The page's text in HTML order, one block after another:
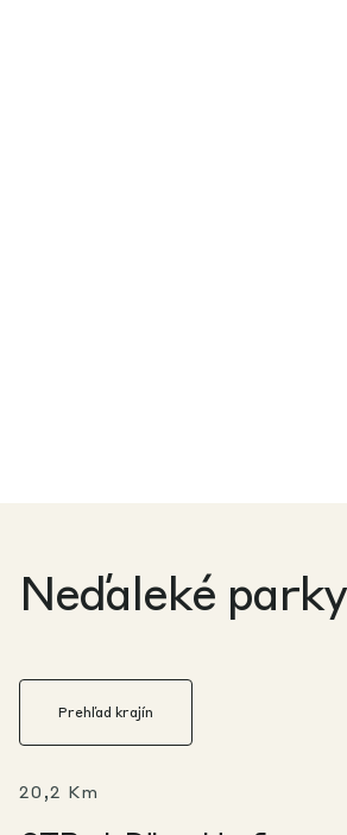
Neďaleké parky
Prehľad krajín
20,2 Km